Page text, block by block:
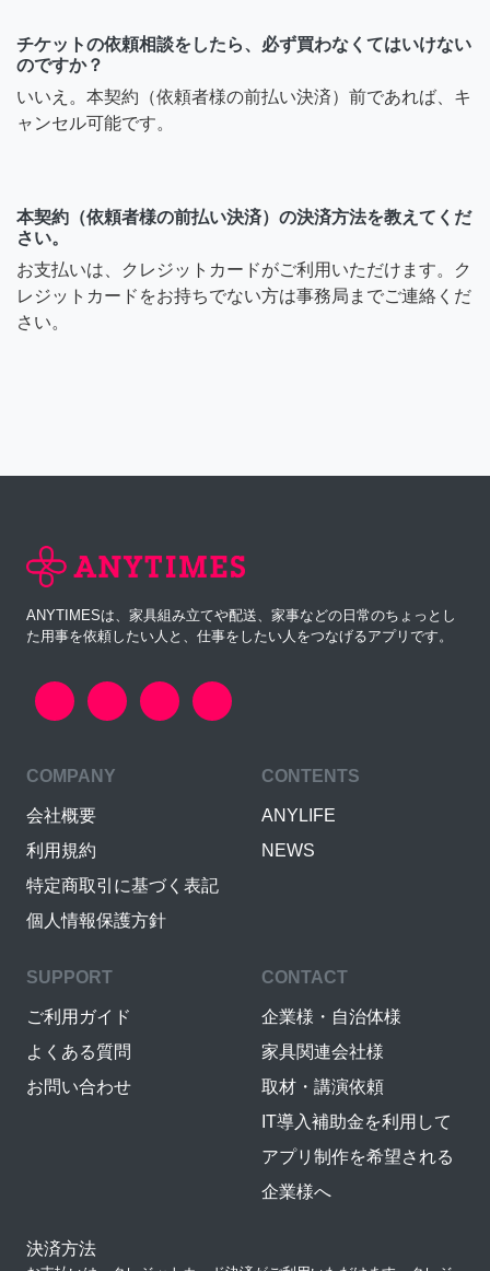
チケットの依頼相談をしたら、必ず買わなくてはいけない
のですか？
いいえ。本契約（依頼者様の前払い決済）前であれば、キ
ャンセル可能です。
本契約（依頼者様の前払い決済）の決済方法を教えてくだ
さい。
お支払いは、クレジットカードがご利用いただけます。ク
レジットカードをお持ちでない方は事務局までご連絡くだ
さい。
ANYTIMESは、家具組み立てや配送、家事などの日常のちょっとし
た用事を依頼したい人と、仕事をしたい人をつなげるアプリです。
COMPANY
会社概要
利用規約
特定商取引に基づく表記
個人情報保護方針
CONTENTS
ANYLIFE
NEWS
SUPPORT
ご利用ガイド
よくある質問
お問い合わせ
CONTACT
企業様・自治体様
家具関連会社様
取材・講演依頼
IT導入補助金を利用して
アプリ制作を希望される
企業様へ
決済方法